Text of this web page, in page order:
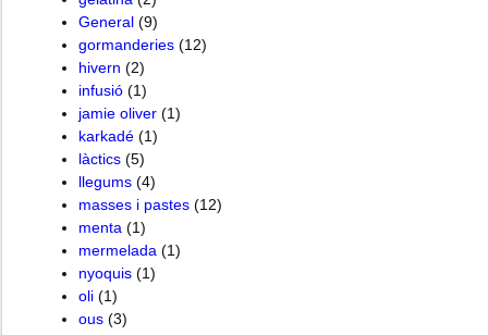
General (9)
gormanderies (12)
hivern (2)
infusió (1)
jamie oliver (1)
karkadé (1)
làctics (5)
llegums (4)
masses i pastes (12)
menta (1)
mermelada (1)
nyoquis (1)
oli (1)
ous (3)